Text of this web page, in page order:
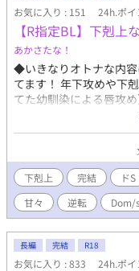
お気に入り : 151 24h.ポイ
【R指定BL】下剋上
あかさたな！
◆いきなりオトナな内
てます！ 年下攻めや下
てた幼馴染による唇攻
まった兄】【sub/dom
先にスライムに負ける
後輩】【両片思いが実
【嫉妬を抑えれない幼
神父様】【ただただ甘
先生を堪能する双子】
結とさせていただきます
ーーーーーー 感想やリ
完結済みの短編集 【年
ィールから読めます！
下剋上 完結 ドS
甘々
逆転 Dom/
長編 完結 R18
お気に入り : 833 24h.ポイ